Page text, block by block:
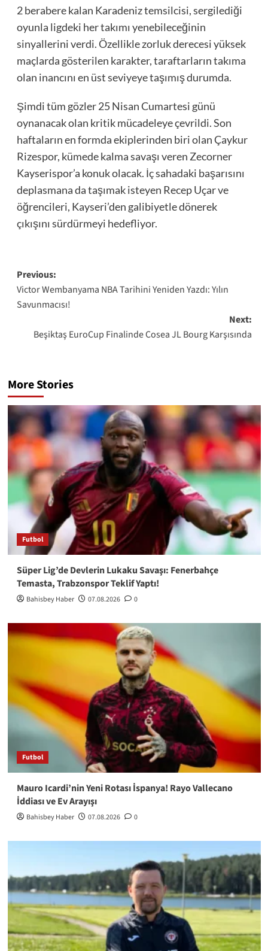
2 berabere kalan Karadeniz temsilcisi, sergilediği
oyunla ligdeki her takımı yenebileceğinin
sinyallerini verdi. Özellikle zorluk derecesi yüksek
maçlarda gösterilen karakter, taraftarların takıma
olan inancını en üst seviyeye taşımış durumda.
Şimdi tüm gözler 25 Nisan Cumartesi günü
oynanacak olan kritik mücadeleye çevrildi. Son
haftaların en formda ekiplerinden biri olan Çaykur
Rizespor, kümede kalma savaşı veren Zecorner
Kayserispor’a konuk olacak. İç sahadaki başarısını
deplasmana da taşımak isteyen Recep Uçar ve
öğrencileri, Kayseri’den galibiyetle dönerek
çıkışını sürdürmeyi hedefliyor.
Post
navigation
Previous:
Victor Wembanyama NBA Tarihini Yeniden Yazdı: Yılın
Savunmacısı!
Next:
Beşiktaş EuroCup Finalinde Cosea JL Bourg Karşısında
More Stories
Futbol
Süper Lig’de Devlerin Lukaku Savaşı: Fenerbahçe
Temasta, Trabzonspor Teklif Yaptı!
Bahisbey Haber 07.08.2026 0
Futbol
Mauro Icardi’nin Yeni Rotası İspanya! Rayo Vallecano
İddiası ve Ev Arayışı
Bahisbey Haber 07.08.2026 0